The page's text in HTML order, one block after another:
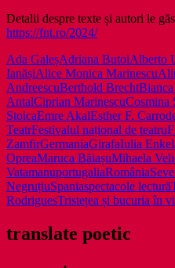
Detalii despre texte și autori le
https://fnt.ro/2024/
Ada GaleșAdriana ButoiAlberto
IanășiAlice Monica Marinescu
AndreescuBerthold Brecht
AntalCiprian MarinescuCosmina
StoicaEmre AkalEsther F.
TeatrFestivalul național de teatru
ZamfirGermaniaGirafaIulia
OpreaMaruca BăiașuMihaela
VatamanuportugaliaRomânia
NegruțiuSpaniaspectacole lectură
RodriguesTristețea și bucuria în
translate poetic